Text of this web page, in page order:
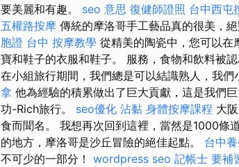
要美麗和有趣。 seo 意思 復健師證照 台中西屯
五權路按摩 傳統的摩洛哥手工藝品真的很美，
胞證 台中 按摩教學 從精美的陶瓷中，您可以在
寶和鞋子的衣服和鞋子。 服務，食物和飲料被認
在小組旅行期間，我們總是可以結識熟人，我們
拿 他為經驗的積累做出了巨大貢獻，這是我們
功-Rich旅行。 seo優化 沾黏 身體按摩課程 大
食而聞名。 我想再次回到這裡，當然是1000條
的地方，摩洛哥是沙丘冒險的絕佳起點。 台中
不可少的一部分！ wordpress seo 記帳士 要補